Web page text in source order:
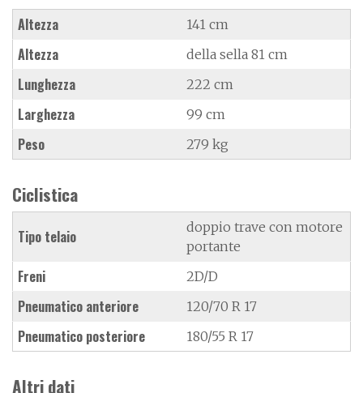
Altezza 141 cm
Altezza della sella 81 cm
Lunghezza 222 cm
Larghezza 99 cm
Peso 279 kg
Ciclistica
Tipo telaio
doppio trave con motore
portante
Freni 2D/D
Pneumatico anteriore 120/70 R 17
Pneumatico posteriore 180/55 R 17
Altri dati